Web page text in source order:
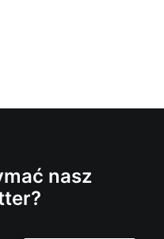
nasz